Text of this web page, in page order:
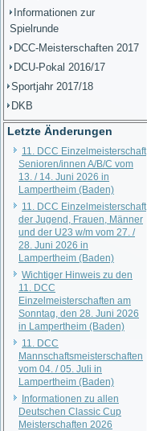
Informationen zur
Spielrunde
DCC-Meisterschaften 2017
DCU-Pokal 2016/17
Sportjahr 2017/18
DKB
Letzte Änderungen
11. DCC Einzelmeisterschaft
Senioren/innen A/B/C vom
13. / 14. Juni 2026 in
Lampertheim (Baden)
11. DCC Einzelmeisterschaft
der Jugend, Frauen, Männer
und der U23 w/m vom 27. /
28. Juni 2026 in
Lampertheim (Baden)
Wichtiger Hinweis zu den
11. DCC
Einzelmeisterschaften am
Sonntag, den 28. Juni 2026
in Lampertheim (Baden)
11. DCC
Mannschaftsmeisterschaften
vom 04. / 05. Juli in
Lampertheim (Baden)
Informationen zu allen
Deutschen Classic Cup
Meisterschaften 2026